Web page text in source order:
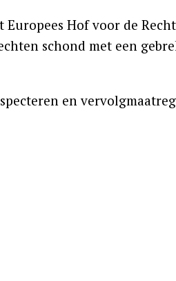
Hof voor de
schond met een
en